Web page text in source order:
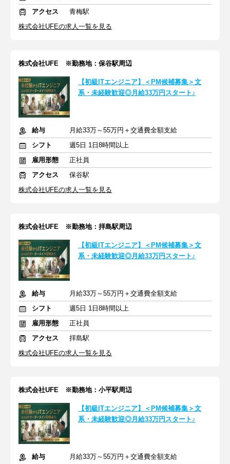
アクセス
青梅駅
株式会社UFEの求人一覧を見る
株式会社UFE ※勤務地：保谷駅周辺
【初級ITエンジニア】＜PM候補募集＞文
系・未経験歓迎◎月給33万円スタート♪
給与
月給33万～55万円＋交通費全額支給
シフト
週5日 1日8時間以上
雇用形態
正社員
アクセス
保谷駅
株式会社UFEの求人一覧を見る
株式会社UFE ※勤務地：拝島駅周辺
【初級ITエンジニア】＜PM候補募集＞文
系・未経験歓迎◎月給33万円スタート♪
給与
月給33万～55万円＋交通費全額支給
シフト
週5日 1日8時間以上
雇用形態
正社員
アクセス
拝島駅
株式会社UFEの求人一覧を見る
株式会社UFE ※勤務地：小平駅周辺
【初級ITエンジニア】＜PM候補募集＞文
系・未経験歓迎◎月給33万円スタート♪
給与
月給33万～55万円＋交通費全額支給